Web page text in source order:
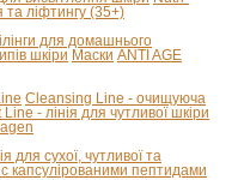
та ліфтингу (35+)
для домашнього
шкіри Маски ANTI AGE
Cleansing Line - очищуюча
Line - лінія для чутливої шкіри
для сухої, чутливої та
капсулірованими пептидами